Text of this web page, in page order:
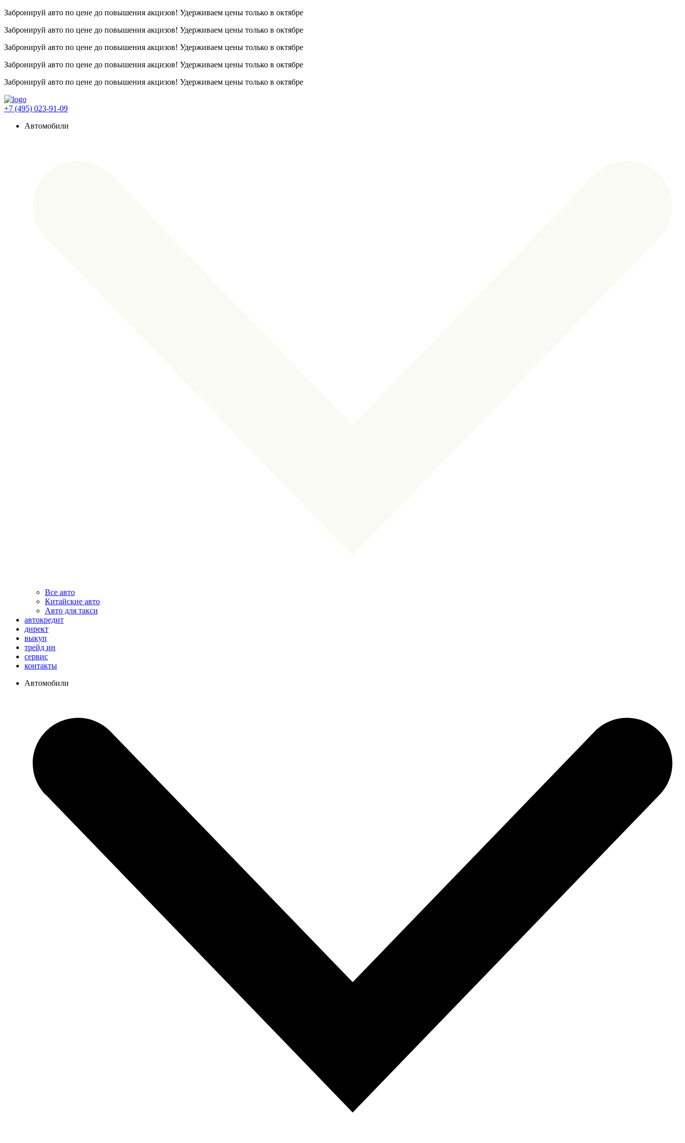
Забронируй авто по цене до повышения акцизов! Удерживаем цены только в октябре
Забронируй авто по цене до повышения акцизов! Удерживаем цены только в октябре
Забронируй авто по цене до повышения акцизов! Удерживаем цены только в октябре
Забронируй авто по цене до повышения акцизов! Удерживаем цены только в октябре
Забронируй авто по цене до повышения акцизов! Удерживаем цены только в октябре
+7 (495) 023-91-09
Автомобили
Все авто
Китайские авто
Авто для такси
автокредит
директ
выкуп
трейд ин
сервис
контакты
Автомобили